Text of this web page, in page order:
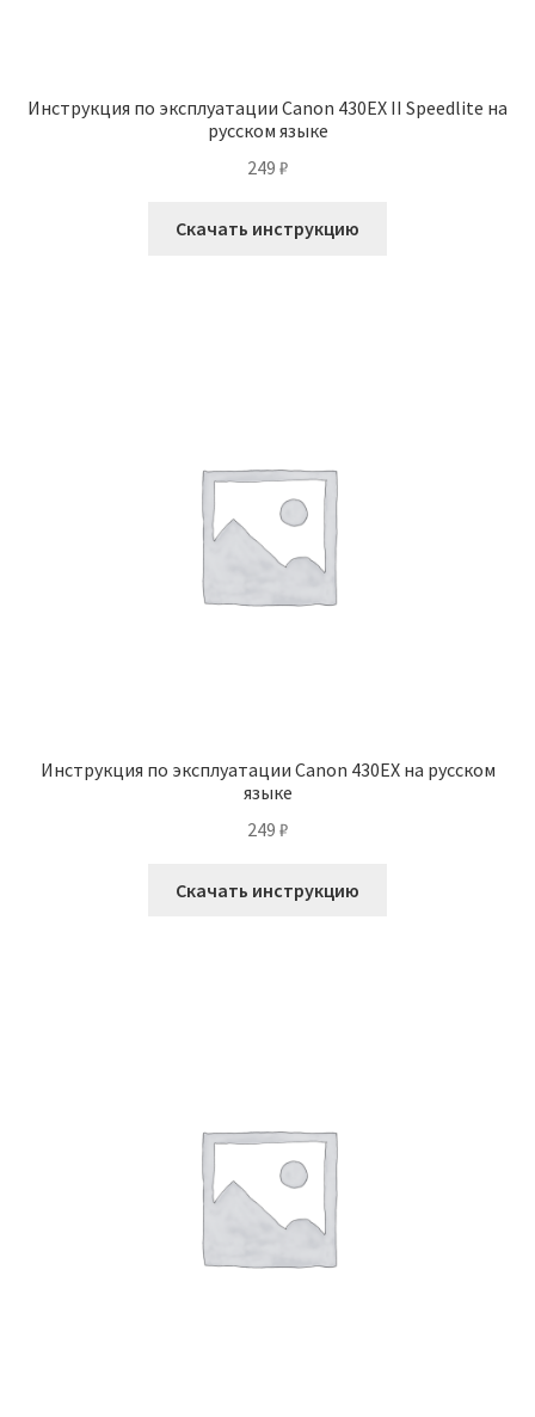
Инструкция по эксплуатации Canon 430EX II Speedlite на
русском языке
249 ₽
Скачать инструкцию
Инструкция по эксплуатации Canon 430EX на русском
языке
249 ₽
Скачать инструкцию